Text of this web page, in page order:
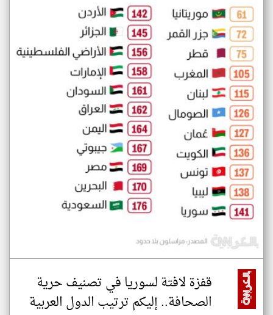
قفزة لافتة لسوريا في تصنيف حرية
الصحافة.. إليكم ترتيب الدول العربية